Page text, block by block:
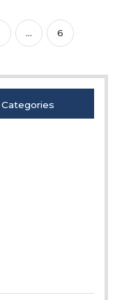
... 6
Categories